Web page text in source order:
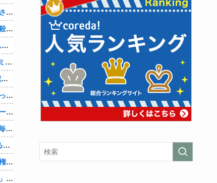
嫁の携帯メールには、最初は「やめてください。警察に相談します」とかだったけど、最近は「昨日もすごかった。間君のが中でビクピｋ（ｒｙ」とｗ しかも羽目鳥も満載だった！
元嫁の浮気を間男の嫁に教えたら間男が自殺して、間男嫁から感謝されつつ元嫁に『いつ死ぬの？』と笑顔で言われた衝撃
【PC電源】いったい誰に見せるためにそんな所にLCD付けるのかな
【AM4】さすがにDDR5へ乗り換えるタイミング逃し感が半端ない
『シュタインズ・ゲート リブート』鳳凰院凶真が存在しないγ（ガンマ）世界線が追加される
【画像】現役アスリート、紐ビキニ姿でえっちな肉体ボロンwww
【動画】マーベルの新作格ゲー、歴代格ゲーのパロディが多すぎて話題にwwwwwww
AmazonのアツさMax！心も踊る「マンガ毎週末セール（50%還元）」2日目襲来！他
【Vtuber】中日のCS進出が普通にあり得るセリーグ他
【物議】大物インフルエンサー「喫煙者の権利がマジで侵害されてる。いくら税金払ってるんだ」他
【悲報】人助け中の男性を「犯罪ですよ！」と責めた女性、警察が来た瞬間逃げる他